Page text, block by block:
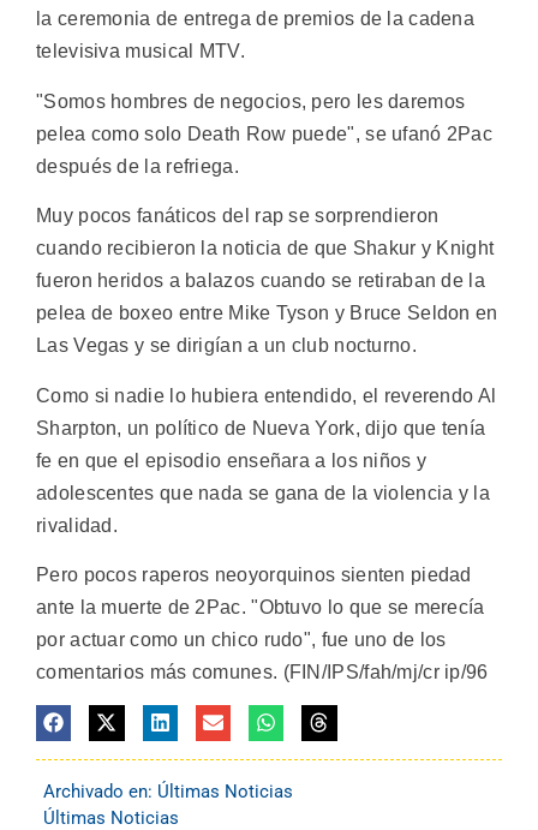
la ceremonia de entrega de premios de la cadena
televisiva musical MTV.
"Somos hombres de negocios, pero les daremos
pelea como solo Death Row puede", se ufanó 2Pac
después de la refriega.
Muy pocos fanáticos del rap se sorprendieron
cuando recibieron la noticia de que Shakur y Knight
fueron heridos a balazos cuando se retiraban de la
pelea de boxeo entre Mike Tyson y Bruce Seldon en
Las Vegas y se dirigían a un club nocturno.
Como si nadie lo hubiera entendido, el reverendo Al
Sharpton, un político de Nueva York, dijo que tenía
fe en que el episodio enseñara a los niños y
adolescentes que nada se gana de la violencia y la
rivalidad.
Pero pocos raperos neoyorquinos sienten piedad
ante la muerte de 2Pac. "Obtuvo lo que se merecía
por actuar como un chico rudo", fue uno de los
comentarios más comunes. (FIN/IPS/fah/mj/cr ip/96
Archivado en: Últimas Noticias
Últimas Noticias